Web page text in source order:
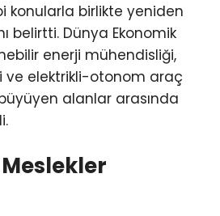
konularla birlikte yeniden
belirtti. Dünya Ekonomik
enerji mühendisliği,
ve elektrikli-otonom araç
büyüyen alanlar arasında